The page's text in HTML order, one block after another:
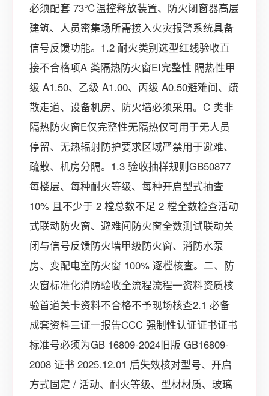
必须配套 73℃温控释放装置、防火闭窗器高层
建筑、人员密集场所需接入火灾报警系统具备
信号反馈功能。1.2 耐火类别选型红线验收直
接不合格项A 类隔热防火窗EI完整性 隔热性甲
级 A1.50、乙级 A1.00、丙级 A0.50避难间、疏
散走道、设备机房、防火墙必须采用。C 类非
隔热防火窗E仅完整性无隔热仅可用于无人员
停留、无热辐射防护要求区域严禁用于避难、
疏散、机房分隔。1.3 验收抽样规则GB50877
每楼层、每种耐火等级、每种开启型式抽查
10% 且不少于 2 樘总数不足 2 樘全数检查活动
式联动防火窗、避难间防火窗全数测试联动关
闭与信号反馈防火墙甲级防火窗、消防水泵
房、变配电室防火窗 100% 逐樘核查。二、防
火窗标准化消防验收全流程流程一资料资质核
验首道关卡资料不合格不予现场核查2.1 必备
成套资料三证一报告CCC 强制性认证证书证书
标准号必须为GB 16809-2024旧版 GB16809-
2008 证书 2025.12.01 后失效核对型号、开启
方式固定 / 活动、耐火等级、型材材质、玻璃